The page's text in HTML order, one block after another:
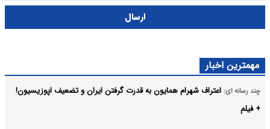
ارسال
مهمترین اخبار
چند رسانه ای: اعتراف شهرام همایون به قدرت گرفتن ایران و تضعیف اپوزیسیون!
+ فیلم